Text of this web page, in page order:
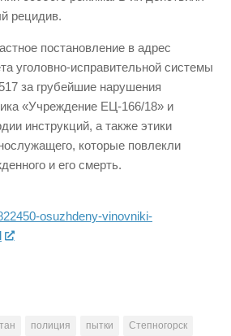
рецидив.
постановление в адрес
уголовно-исправительной системы
за грубейшие нарушения
«Учреждение ЕЦ-166/18» и
инструкций, а также этики
которые повлекли
и его смерть.
osuzhdeny-vinovniki-
полиция пытки Степногорск